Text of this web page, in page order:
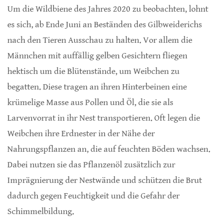
Um die Wildbiene des Jahres 2020 zu beobachten, lohnt
es sich, ab Ende Juni an Beständen des Gilbweiderichs
nach den Tieren Ausschau zu halten. Vor allem die
Männchen mit auffällig gelben Gesichtern fliegen
hektisch um die Blütenstände, um Weibchen zu
begatten. Diese tragen an ihren Hinterbeinen eine
krümelige Masse aus Pollen und Öl, die sie als
Larvenvorrat in ihr Nest transportieren. Oft legen die
Weibchen ihre Erdnester in der Nähe der
Nahrungspflanzen an, die auf feuchten Böden wachsen.
Dabei nutzen sie das Pflanzenöl zusätzlich zur
Imprägnierung der Nestwände und schützen die Brut
dadurch gegen Feuchtigkeit und die Gefahr der
Schimmelbildung.